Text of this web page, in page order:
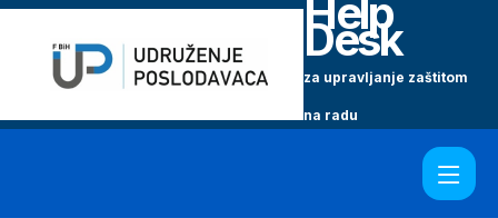
Help
Desk
za upravljanje zaštitom
na radu